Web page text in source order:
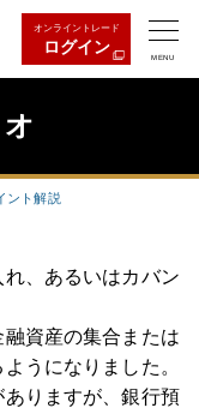
オンライントレード
ログイン
MENU
ント解説
、あるいはカバン
資産の集合または
うになりました。
りますが、銀行預